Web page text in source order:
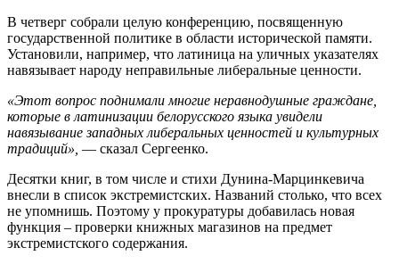
В четверг собрали целую конференцию, посвященную
государственной политике в области исторической памяти.
Установили, например, что латиница на уличных указателях
навязывает народу неправильные либеральные ценности.
«Этот вопрос поднимали многие неравнодушные граждане,
которые в латинизации белорусского языка увидели
навязывание западных либеральных ценностей и культурных
традиций», — сказал Сергеенко.
Десятки книг, в том числе и стихи Дунина-Марцинкевича
внесли в список экстремистских. Названий столько, что всех
не упомнишь. Поэтому у прокуратуры добавилась новая
функция – проверки книжных магазинов на предмет
экстремистского содержания.